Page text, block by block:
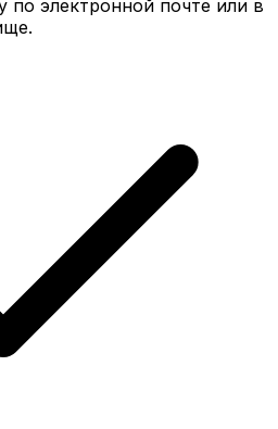
по электронной почте или в